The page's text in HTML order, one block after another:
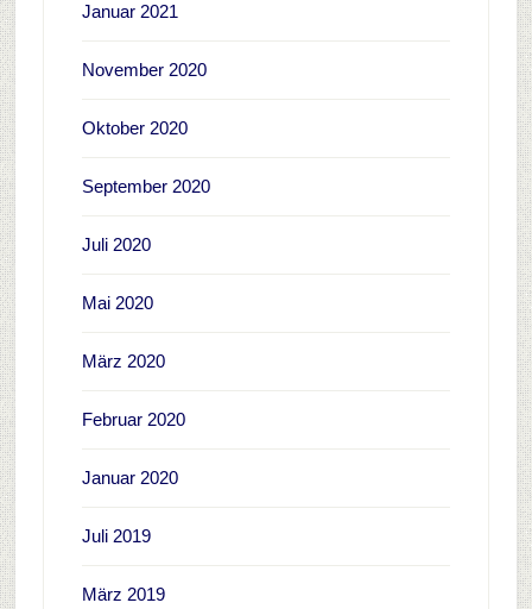
Januar 2021
November 2020
Oktober 2020
September 2020
Juli 2020
Mai 2020
März 2020
Februar 2020
Januar 2020
Juli 2019
März 2019